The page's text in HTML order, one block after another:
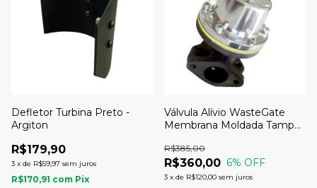
Defletor Turbina Preto -
Argiton
R$179,90
3 x de R$59,97 sem juros
R$170,91 com Pix
Válvula Alívio WasteGate
Membrana Moldada Tampa
R$360,00
R$385,00
6% OFF
3 x de R$120,00 sem juros